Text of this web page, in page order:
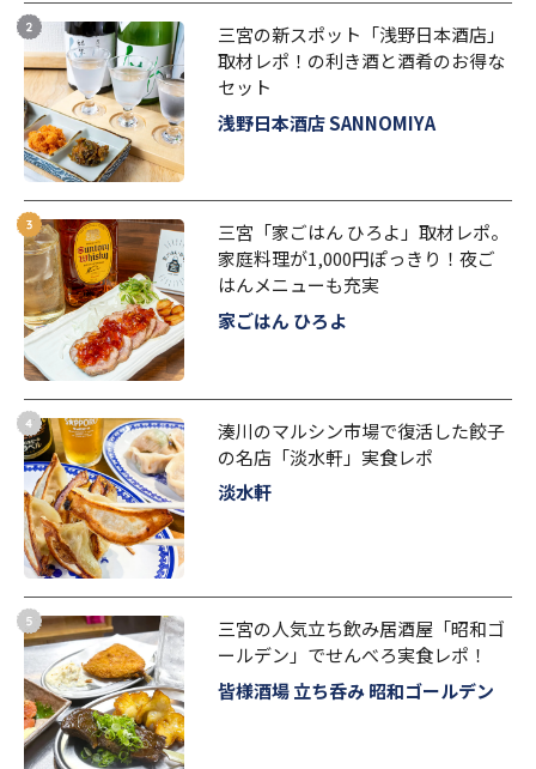
三宮の新スポット「浅野日本酒店」
取材レポ！の利き酒と酒肴のお得な
セット
浅野日本酒店 SANNOMIYA
三宮「家ごはん ひろよ」取材レポ。
家庭料理が1,000円ぽっきり！夜ご
はんメニューも充実
家ごはん ひろよ
湊川のマルシン市場で復活した餃子
の名店「淡水軒」実食レポ
淡水軒
三宮の人気立ち飲み居酒屋「昭和ゴ
ールデン」でせんべろ実食レポ！
皆様酒場 立ち呑み 昭和ゴールデン